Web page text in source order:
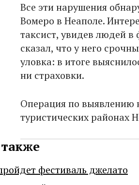
Все эти нарушения
Вомеро в Неаполе.
таксист, увидев людей
сказал, что у него
уловка: в итоге
ни страховки.
Операция по выявлению
туристических районах
фестиваль джелато